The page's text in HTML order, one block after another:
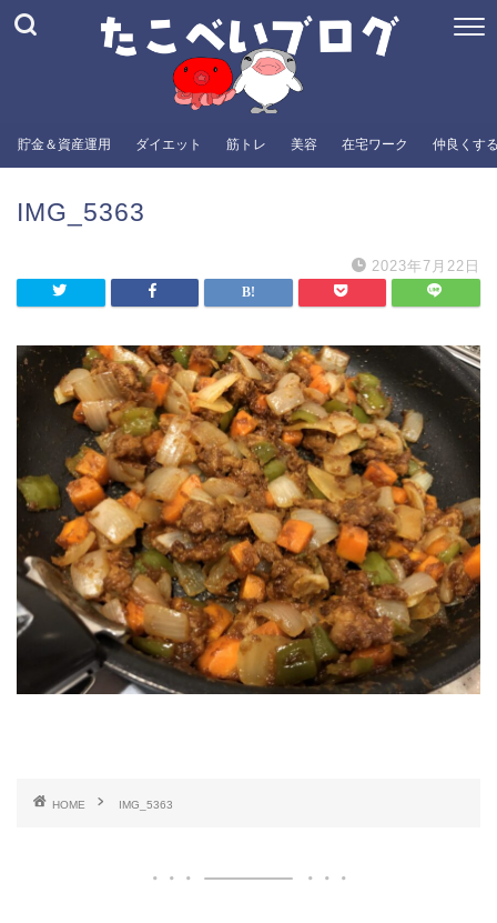
貯金＆資産運用 ダイエット 筋トレ 美容 在宅ワーク 仲良くす
IMG_5363
2023年7月22日
HOME IMG_5363